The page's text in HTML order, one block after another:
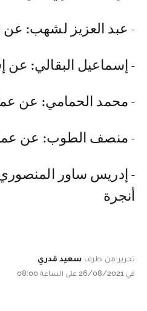
- عبد العزيز لشهب: عن
- إسماعيل البقالي: عن
- محمد الحمامي: عن
- منصف الطوب: عن
- إدريس ساور
أنجرة
تحرير من طرف سعيد قدري
في 26/08/2021 على الساعة 08:00